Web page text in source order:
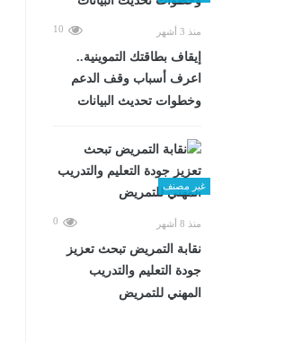
منذ 3 أشهر 10
إيقاف بطاقتك التموينية..
اعرف أسباب وقف الدعم
وخطوات تحديث البيانات
غير مصنف
منذ 8 أشهر 0
نقابة التمريض تبحث تعزيز
جودة التعليم والتدريب
المهني للتمريض